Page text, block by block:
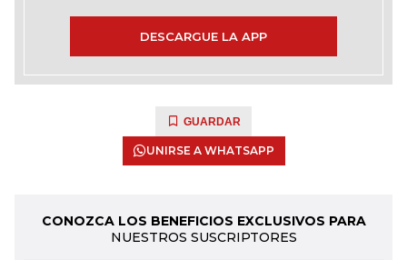
DESCARGUE LA APP
GUARDAR
UNIRSE A WHATSAPP
CONOZCA LOS BENEFICIOS EXCLUSIVOS PARA
NUESTROS SUSCRIPTORES